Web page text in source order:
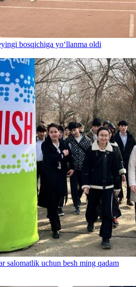
bosqichiga yo‘llanma oldi
salomatlik uchun besh ming qadam